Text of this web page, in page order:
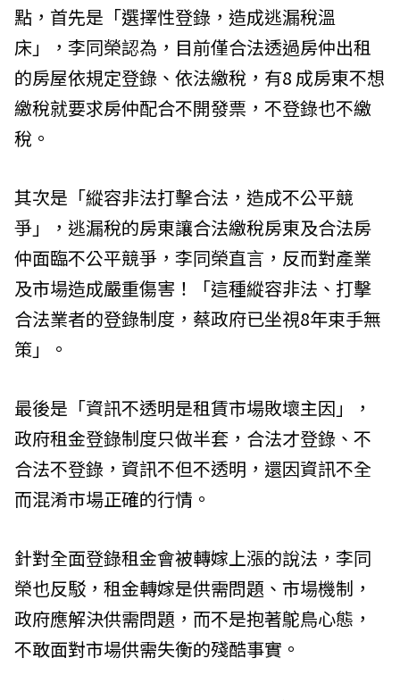
點，首先是「選擇性登錄，造成逃漏稅溫
床」，李同榮認為，目前僅合法透過房仲出租
的房屋依規定登錄、依法繳稅，有8 成房東不想
繳稅就要求房仲配合不開發票，不登錄也不繳
稅。
其次是「縱容非法打擊合法，造成不公平競
爭」，逃漏稅的房東讓合法繳稅房東及合法房
仲面臨不公平競爭，李同榮直言，反而對產業
及市場造成嚴重傷害！「這種縱容非法、打擊
合法業者的登錄制度，蔡政府已坐視8年束手無
策」。
最後是「資訊不透明是租賃市場敗壞主因」，
政府租金登錄制度只做半套，合法才登錄、不
合法不登錄，資訊不但不透明，還因資訊不全
而混淆市場正確的行情。
針對全面登錄租金會被轉嫁上漲的說法，李同
榮也反駁，租金轉嫁是供需問題、市場機制，
政府應解決供需問題，而不是抱著鴕鳥心態，
不敢面對市場供需失衡的殘酷事實。